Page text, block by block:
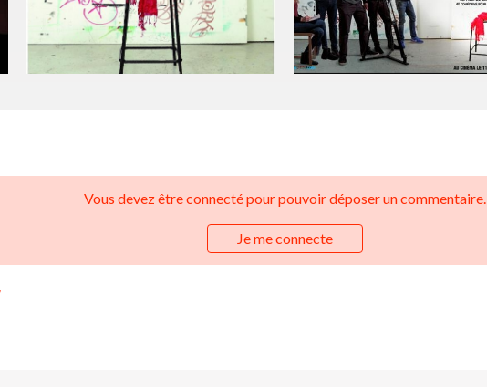
Vous devez être connecté pour pouvoir déposer un commentaire.
Je me connecte